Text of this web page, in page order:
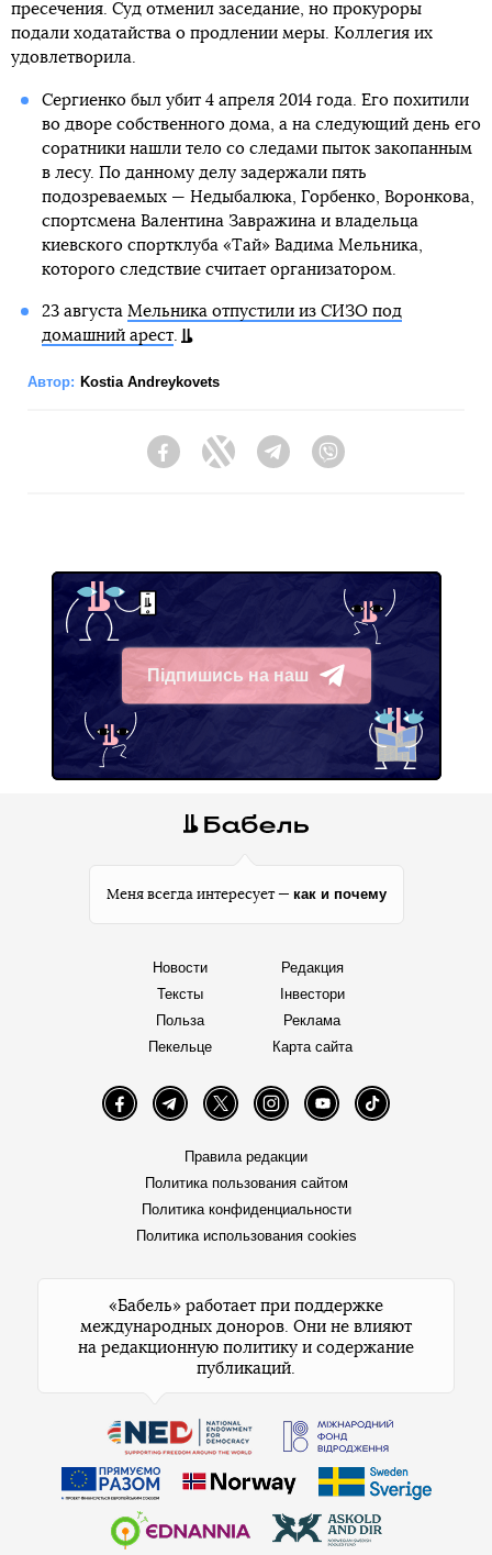
пресечения. Суд отменил заседание, но прокуроры
подали ходатайства о продлении меры. Коллегия их
удовлетворила.
Сергиенко был убит 4 апреля 2014 года. Его похитили
во дворе собственного дома, а на следующий день его
соратники нашли тело со следами пыток закопанным
в лесу. По данному делу задержали пять
подозреваемых — Недыбалюка, Горбенко, Воронкова,
спортсмена Валентина Завражина и владельца
киевского спортклуба «Тай» Вадима Мельника,
которого следствие считает организатором.
23 августа Мельника отпустили из СИЗО под
домашний арест.
Автор: Kostia Andreykovets
FacebookTwitter Telegram
Підпишись на наш
Telegram
Меня всегда интересует — как и почему
Новости
Тексты
Польза
Пекельце
Редакция
Інвестори
Реклама
Карта сайта
FacebookTelegramTwitter InstagramYouTube TikTok
Правила редакции
Политика пользования сайтом
Политика конфиденциальности
Политика использования cookies
«Бабель» работает при поддержке
международных доноров. Они не влияют
на редакционную политику и содержание
публикаций.